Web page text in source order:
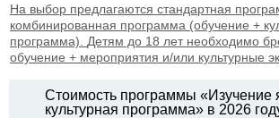
На выбор предлагаются стандартная
комбинированная программа (обучение +
программа). Детям до 18 лет необходимо
обучение + мероприятия и/или культурные
Стоимость программы «Изучение
культурная программа» в 2026